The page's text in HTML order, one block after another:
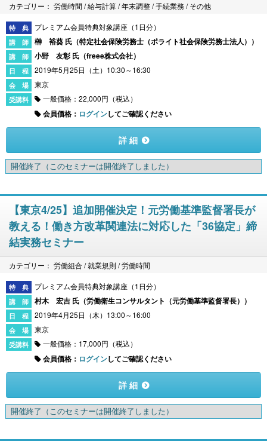
カテゴリー： 労働時間 / 給与計算 / 年末調整 / 手続業務 / その他
プレミアム会員特典対象講座（1日分）
榊 裕葵 氏（特定社会保険労務士（ポライト社会保険労務士法人） ）
小野 友彰 氏（freee株式会社）
2019年5月25日（土）10:30～16:30
東京
一般価格：22,000円（税込）
会員価格： ログインしてご確認ください
詳 細
開催終了 （このセミナーは開催終了しました）
【東京4/25】追加開催決定！元労働基準監督署長が
教える！働き方改革関連法に対応した「36協定」締
結実務セミナー
カテゴリー： 労働組合 / 就業規則 / 労働時間
プレミアム会員特典対象講座（1日分）
村木 宏吉 氏（労働衛生コンサルタント（元労働基準監督署長） ）
2019年4月25日（木）13:00～16:00
東京
一般価格：17,000円（税込）
会員価格： ログインしてご確認ください
詳 細
開催終了 （このセミナーは開催終了しました）